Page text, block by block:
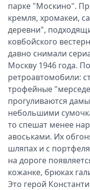
парке "Москино".
кремля, хромакеи,
деревни",
ковбойского
давно снимали
Москву 1946 года.
ретроавтомобили:
трофейные
прогуливаются
небольшими
то спешат менее
авоськами. Их
шляпах и с
на дороге
кожанке, брюках
Это герой